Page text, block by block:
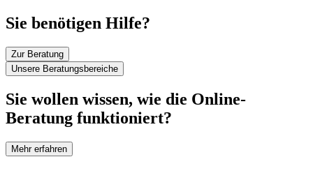
Sie benötigen Hilfe?
Zur Beratung
Unsere Beratungsbereiche
Sie wollen wissen, wie die Online-
Beratung funktioniert?
Mehr erfahren